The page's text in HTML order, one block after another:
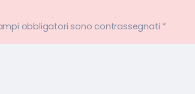
obbligatori sono contrassegnati *